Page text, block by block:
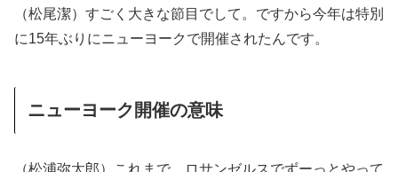
（松尾潔）すごく大きな節目でして。ですから今年は特別
に15年ぶりにニューヨークで開催されたんです。
ニューヨーク開催の意味
（松浦弥太郎）これまで、ロサンゼルスでずーっとやって